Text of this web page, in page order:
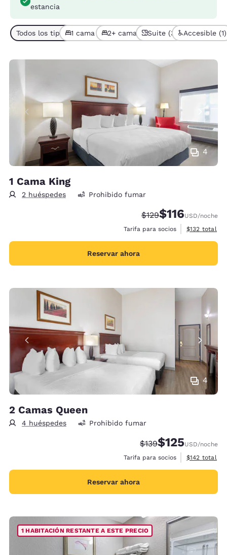
estancia
Todos los tipos de habitación (6)
1 cama (3)2+ camas (3)Suite (3) Accesible (1)
4
1 Cama King
2 huéspedes Prohibido fumar
Precio tachado:
$129Precio con
$116USD/noche
Tarifa para socios
Ver detalles
$132 total
Reservar ahora
4
2 Camas Queen
4 huéspedes Prohibido fumar
Precio tachado:
$139Precio con
$125USD/noche
Tarifa para socios
Ver detalles
$142 total
Reservar ahora
1 HABITACIÓN RESTANTE A ESTE PRECIO